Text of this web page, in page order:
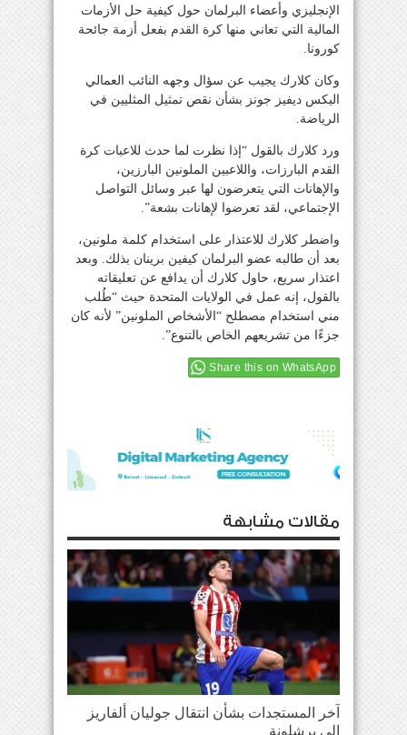
الإنجليزي وأعضاء البرلمان حول كيفية حل الأزمات
المالية التي تعاني منها كرة القدم بفعل أزمة جائحة
كورونا.
وكان كلارك يجيب عن سؤال وجهه النائب العمالي
اليكس ديفيز جونز بشأن نقص تمثيل المثليين في
الرياضة.
ورد كلارك بالقول “إذا نظرت لما حدث للاعبات كرة
القدم البارزات، واللاعبين الملونين البارزين،
والإهانات التي يتعرضون لها عبر وسائل التواصل
الإجتماعي، لقد تعرضوا لإهانات بشعة”.
واضطر كلارك للاعتذار على استخدام كلمة ملونين،
بعد أن طالبه عضو البرلمان كيفين برينان بذلك. وبعد
اعتذار سريع، حاول كلارك أن يدافع عن تعليقاته
بالقول، إنه عمل في الولايات المتحدة حيث “طُلب
مني استخدام مصطلح “الأشخاص الملونين” لأنه كان
جزءًا من تشريعهم الخاص بالتنوع”.
Share this on WhatsApp
مقالات مشابهة
آخر المستجدات بشأن انتقال جوليان ألفاريز
إلى برشلونة